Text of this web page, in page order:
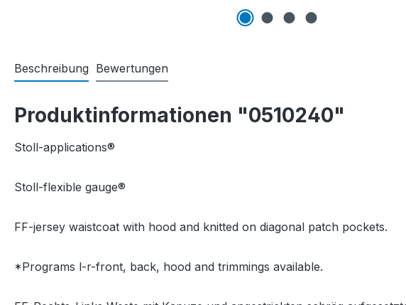
Beschreibung Bewertungen
Produktinformationen "0510240"
Stoll-applications®
Stoll-flexible gauge®
FF-jersey waistcoat with hood and knitted on diagonal patch pockets.
*Programs l-r-front, back, hood and trimmings available.